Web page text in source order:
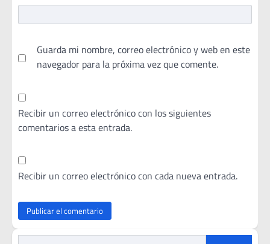
Guarda mi nombre, correo electrónico y web en este
navegador para la próxima vez que comente.
Recibir un correo electrónico con los siguientes
comentarios a esta entrada.
Recibir un correo electrónico con cada nueva entrada.